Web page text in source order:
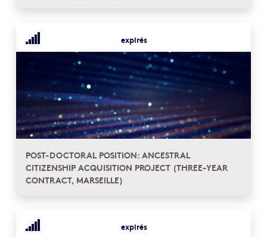
expirés
POST-DOCTORAL POSITION: ANCESTRAL
CITIZENSHIP ACQUISITION PROJECT (THREE-YEAR
CONTRACT, MARSEILLE)
expirés